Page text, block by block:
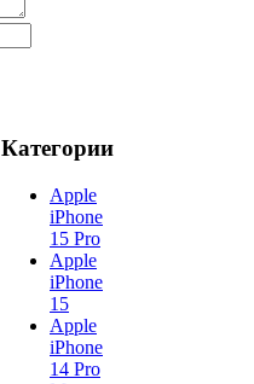
Категории
Apple
iPhone
15 Pro
Apple
iPhone
15
Apple
iPhone
14 Pro